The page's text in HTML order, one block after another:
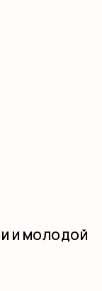
И МОЛОДОЙ